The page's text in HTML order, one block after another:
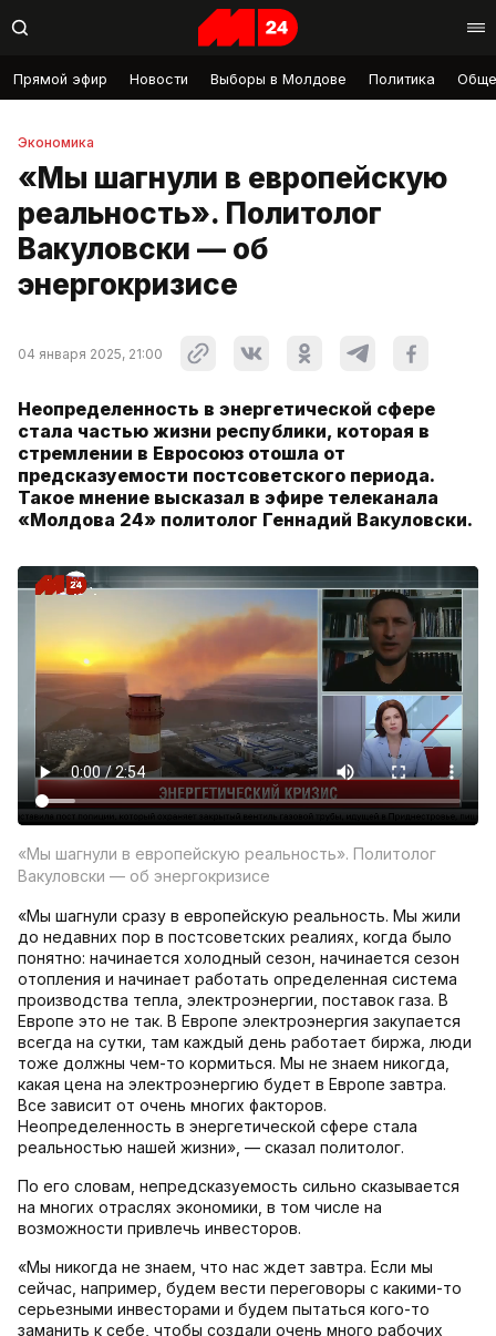
Прямой эфир Новости Выборы в Молдове Политика
Экономика
«Мы шагнули в европейскую
реальность». Политолог
Вакуловски — об
энергокризисе
04 января 2025, 21:00
Неопределенность в энергетической сфере
стала частью жизни республики, которая в
стремлении в Евросоюз отошла от
предсказуемости постсоветского периода.
Такое мнение высказал в эфире телеканала
«Молдова 24» политолог Геннадий Вакуловски.
«Мы шагнули в европейскую реальность». Политолог
Вакуловски — об энергокризисе
«Мы шагнули сразу в европейскую реальность. Мы жили
до недавних пор в постсоветских реалиях, когда было
понятно: начинается холодный сезон, начинается сезон
отопления и начинает работать определенная система
производства тепла, электроэнергии, поставок газа. В
Европе это не так. В Европе электроэнергия закупается
всегда на сутки, там каждый день работает биржа, люди
тоже должны чем-то кормиться. Мы не знаем никогда,
какая цена на электроэнергию будет в Европе завтра.
Все зависит от очень многих факторов.
Неопределенность в энергетической сфере стала
реальностью нашей жизни», — сказал политолог.
По его словам, непредсказуемость сильно сказывается
на многих отраслях экономики, в том числе на
возможности привлечь инвесторов.
«Мы никогда не знаем, что нас ждет завтра. Если мы
сейчас, например, будем вести переговоры с какими-то
серьезными инвесторами и будем пытаться кого-то
заманить к себе, чтобы создали очень много рабочих